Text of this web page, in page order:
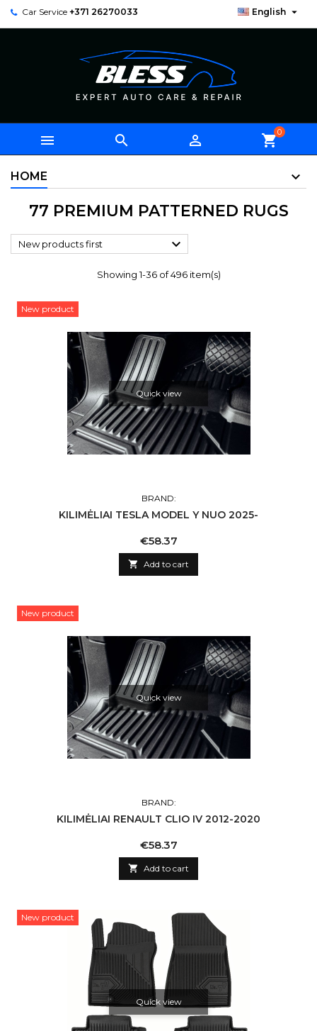
Car Service +371 26270033 English 
   shopping_cart0
HOME
77 PREMIUM PATTERNED RUGS
New products first 
Showing 1-36 of 496 item(s)
New product
Quick view
BRAND:
KILIMĖLIAI TESLA MODEL Y NUO 2025-
Price
€58.37
 Add to cart
New product
Quick view
BRAND:
KILIMĖLIAI RENAULT CLIO IV 2012-2020
Price
€58.37
 Add to cart
New product
Quick view